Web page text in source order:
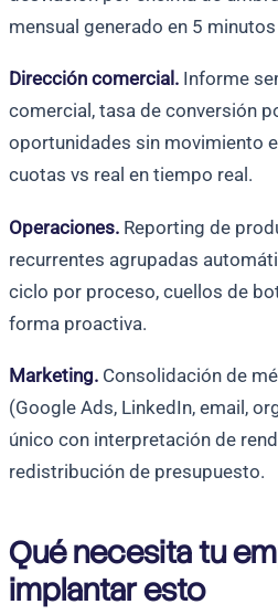
mensual generado en 5
Dirección comercial. Informe
comercial, tasa de conversión
oportunidades sin movimiento
cuotas vs real en tiempo real.
Operaciones. Reporting de
recurrentes agrupadas
ciclo por proceso, cuellos de
forma proactiva.
Marketing. Consolidación de
(Google Ads, LinkedIn, email,
único con interpretación de
redistribución de presupuesto.
Qué necesita tu
implantar esto